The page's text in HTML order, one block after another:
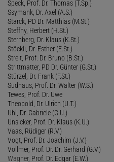
Speck, Prof. Dr. Thomas (T.Sp.)
Ssymank, Dr. Axel (A.S.)
Starck, PD Dr. Matthias (M.St.)
Steffny, Herbert (H.St.)
Sternberg, Dr. Klaus (K.St.)
Stöckli, Dr. Esther (E.St.)
Streit, Prof. Dr. Bruno (B.St.)
Strittmatter, PD Dr. Günter (G.St.)
Stürzel, Dr. Frank (F.St.)
Sudhaus, Prof. Dr. Walter (W.S.)
Tewes, Prof. Dr. Uwe
Theopold, Dr. Ulrich (U.T.)
Uhl, Dr. Gabriele (G.U.)
Unsicker, Prof. Dr. Klaus (K.U.)
Vaas, Rüdiger (R.V.)
Vogt, Prof. Dr. Joachim (J.V.)
Vollmer, Prof. Dr. Dr. Gerhard (G.V.)
Wagner, Prof. Dr. Edgar (E.W.)